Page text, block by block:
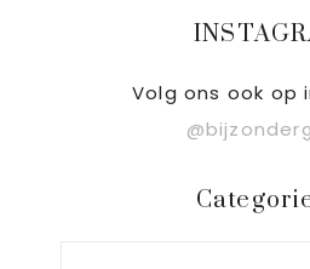
Primaire
Sidebar
Volg ons ook op